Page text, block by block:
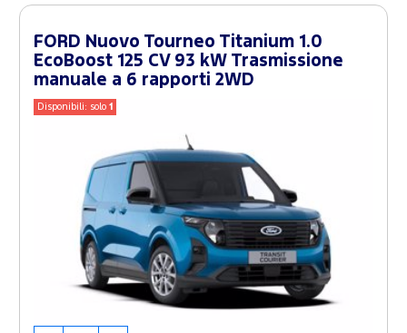
FORD Nuovo Tourneo Titanium 1.0
EcoBoost 125 CV 93 kW Trasmissione
manuale a 6 rapporti 2WD
Disponibili: solo1